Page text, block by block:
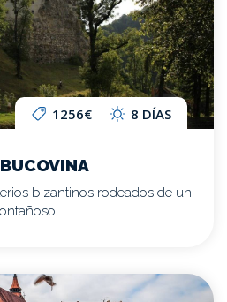
1256€ 8 DÍAS
bizantinos rodeados de un